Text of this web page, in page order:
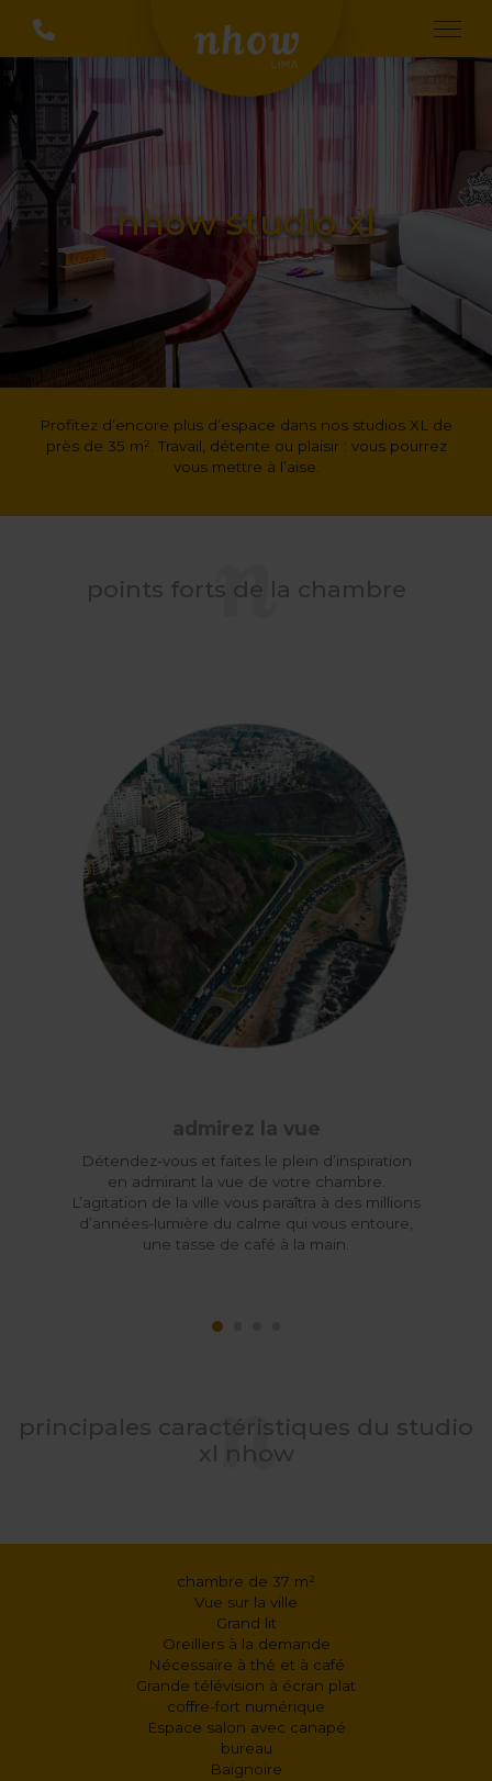
nhow studio xl
Profitez d’encore plus d’espace dans nos studios XL de
près de 35 m². Travail, détente ou plaisir : vous pourrez
vous mettre à l’aise.
points forts de la chambre
admirez la vue
Détendez-vous et faites le plein d’inspiration
en admirant la vue de votre chambre.
L’agitation de la ville vous paraîtra à des millions
d’années-lumière du calme qui vous entoure,
une tasse de café à la main.
principales caractéristiques du studio
xl nhow
chambre de 37 m²
Vue sur la ville
Grand lit
Oreillers à la demande
Nécessaire à thé et à café
Grande télévision à écran plat
coffre-fort numérique
Espace salon avec canapé
bureau
Baignoire